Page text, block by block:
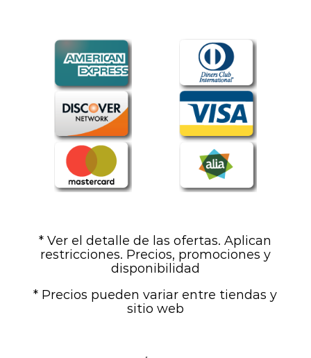
* Ver el detalle de las ofertas. Aplican
restricciones. Precios, promociones y
disponibilidad
* Precios pueden variar entre tiendas y
sitio web